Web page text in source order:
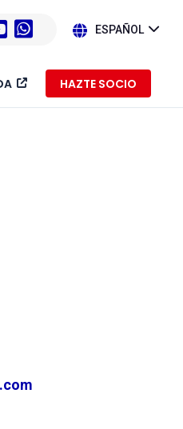
ESPAÑOL
HAZTE SOCIO